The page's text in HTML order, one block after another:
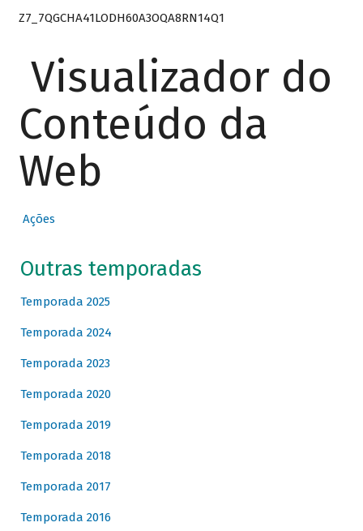
Z7_7QGCHA41LODH60A3OQA8RN14Q1
Visualizador do
Conteúdo da
Web
Ações
Outras temporadas
Temporada 2025
Temporada 2024
Temporada 2023
Temporada 2020
Temporada 2019
Temporada 2018
Temporada 2017
Temporada 2016